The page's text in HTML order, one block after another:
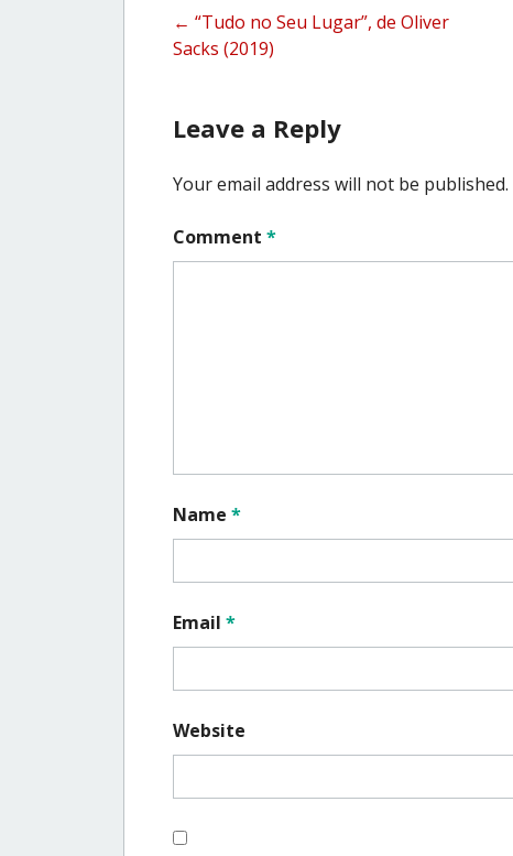
Post
navigation
← “Tudo no Seu Lugar”, de Oliver
Sacks (2019)
Leave a Reply
Your email address will not be published.
Comment *
Name *
Email *
Website